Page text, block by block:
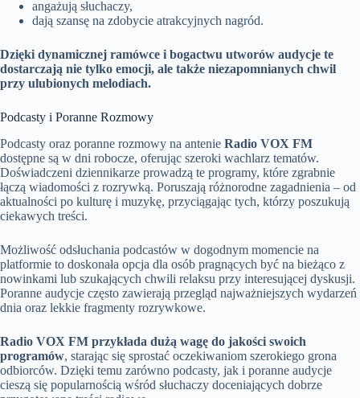
angażują słuchaczy,
dają szansę na zdobycie atrakcyjnych nagród.
Dzięki dynamicznej ramówce i bogactwu utworów audycje te
dostarczają nie tylko emocji, ale także niezapomnianych chwil
przy ulubionych melodiach.
Podcasty i Poranne Rozmowy
Podcasty oraz poranne rozmowy na antenie Radio VOX FM
dostępne są w dni robocze, oferując szeroki wachlarz tematów.
Doświadczeni dziennikarze prowadzą te programy, które zgrabnie
łączą wiadomości z rozrywką. Poruszają różnorodne zagadnienia – od
aktualności po kulturę i muzykę, przyciągając tych, którzy poszukują
ciekawych treści.
Możliwość odsłuchania podcastów w dogodnym momencie na
platformie to doskonała opcja dla osób pragnących być na bieżąco z
nowinkami lub szukających chwili relaksu przy interesującej dyskusji.
Poranne audycje często zawierają przegląd najważniejszych wydarzeń
dnia oraz lekkie fragmenty rozrywkowe.
Radio VOX FM przykłada dużą wagę do jakości swoich
programów, starając się sprostać oczekiwaniom szerokiego grona
odbiorców. Dzięki temu zarówno podcasty, jak i poranne audycje
cieszą się popularnością wśród słuchaczy doceniających dobrze